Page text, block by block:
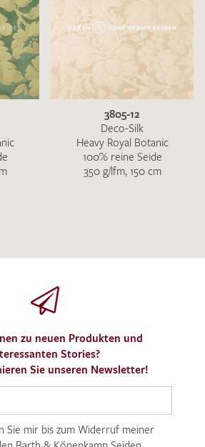
3805-12
Deco-Silk
Heavy Royal Botanic
100% reine Seide
350 g/lfm, 150 cm
zu neuen Produkten und
Stories?
Sie unseren Newsletter!
Sie mir bis zum Widerruf meiner